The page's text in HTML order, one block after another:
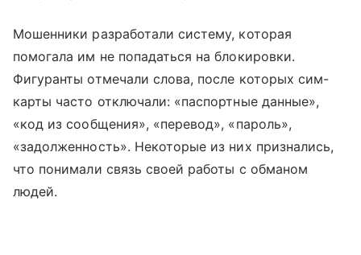
Мошенники разработали систему, которая
помогала им не попадаться на блокировки.
Фигуранты отмечали слова, после которых сим-
карты часто отключали: «паспортные данные»,
«код из сообщения», «перевод», «пароль»,
«задолженность». Некоторые из них признались,
что понимали связь своей работы с обманом
людей.